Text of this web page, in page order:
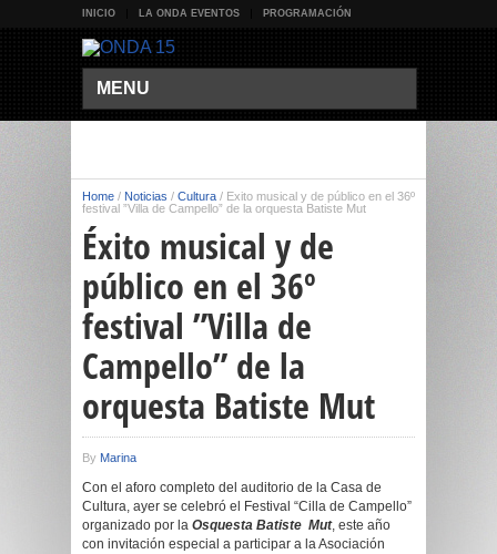
INICIO LA ONDA EVENTOS PROGRAMACIÓN
MENU
Home / Noticias / Cultura / Éxito musical y de público en el 36º
festival ”Villa de Campello” de la orquesta Batiste Mut
Éxito musical y de
público en el 36º
festival ”Villa de
Campello” de la
orquesta Batiste Mut
By Marina
Con el aforo completo del auditorio de la Casa de
Cultura, ayer se celebró el Festival “Cilla de Campello”
organizado por la Osquesta Batiste Mut, este año
con invitación especial a participar a la Asociación